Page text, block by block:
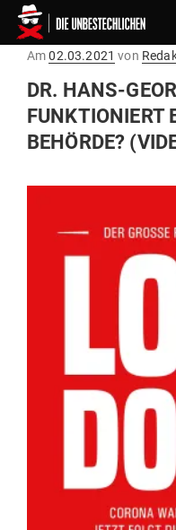
AmGepostet
02.03.2021 von
DR. HANS-
UNK­TIO­NIERT
EHÖRDE?